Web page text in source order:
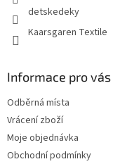
detskedeky
Kaarsgaren Textile
Informace pro vás
Odběrná místa
Vrácení zboží
Moje objednávka
Obchodní podmínky